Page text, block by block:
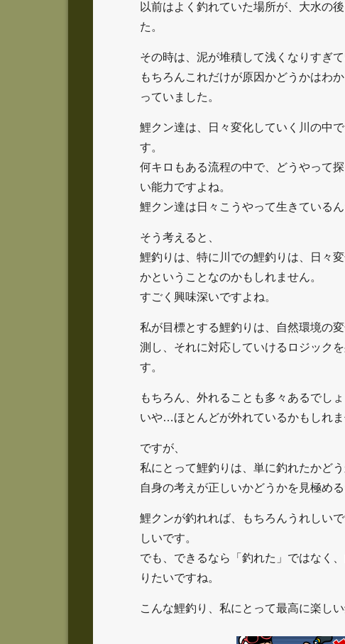
以前はよく釣れていた場所が、大水の
た。
その時は、泥が堆積して浅くなりすぎて
もちろんこれだけが原因かどうかはわ
っていました。
鯉クン達は、日々変化していく川の中
す。
何キロもある流程の中で、どうやって
い能力ですよね。
鯉クン達は日々こうやって生きている
そう考えると、
鯉釣りは、特に川での鯉釣りは、日々
かということなのかもしれません。
すごく興味深いですよね。
私が目標とする鯉釣りは、自然環境の
測し、それに対応していけるロジック
す。
もちろん、外れることも多々あるでしょ
いや…ほとんどが外れているかもしれま
ですが、
私にとって鯉釣りは、単に釣れたかどう
自身の考えが正しいかどうかを見極め
鯉クンが釣れれば、もちろんうれしい
しいです。
でも、できるなら「釣れた」ではなく
りたいですね。
こんな鯉釣り、私にとって最高に楽しい